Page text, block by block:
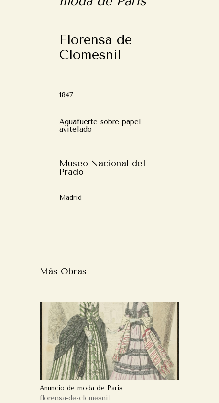
Florensa de
Clomesnil
1847
Aguafuerte sobre papel
avitelado
Museo Nacional del
Prado
Madrid
Más Obras
Anuncio de moda de París
florensa-de-clomesnil